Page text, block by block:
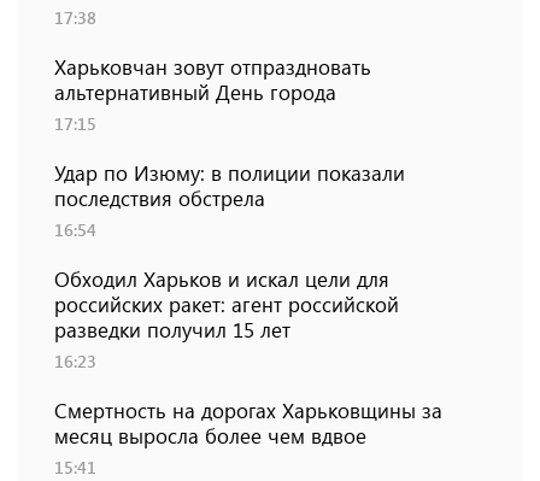
17:38
Харьковчан зовут отпраздновать
альтернативный День города
17:15
Удар по Изюму: в полиции показали
последствия обстрела
16:54
Обходил Харьков и искал цели для
российских ракет: агент российской
разведки получил 15 лет
16:23
Смертность на дорогах Харьковщины за
месяц выросла более чем вдвое
15:41